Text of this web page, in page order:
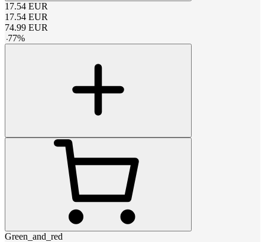
17.54 EUR
17.54 EUR
74.99 EUR
-77%
Green_and_red